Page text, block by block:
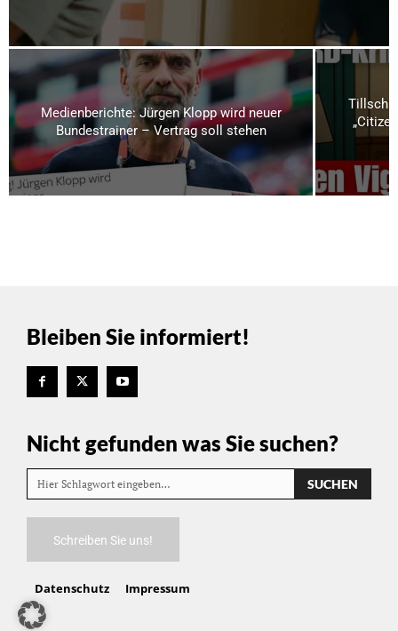
Medienberichte: Jürgen Klopp wird neuer
Bundestrainer – Vertrag soll stehen
Bleiben Sie informiert!
Nicht gefunden was Sie suchen?
Hier Schlagwort eingeben… SUCHEN
Schreiben Sie uns!
Datenschutz Impressum